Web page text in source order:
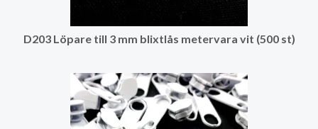
D203 Löpare till 3 mm blixtlås metervara vit (500 st)